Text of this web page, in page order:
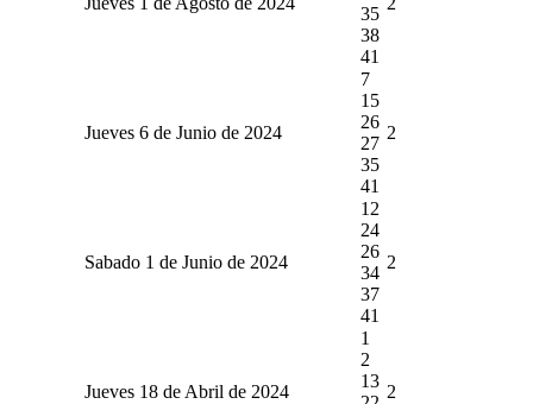
35
38
41
Jueves 6 de Junio de 2024
7
15
26
27
35
41
2
Sabado 1 de Junio de 2024
12
24
26
34
37
41
2
Jueves 18 de Abril de 2024
1
2
13
2